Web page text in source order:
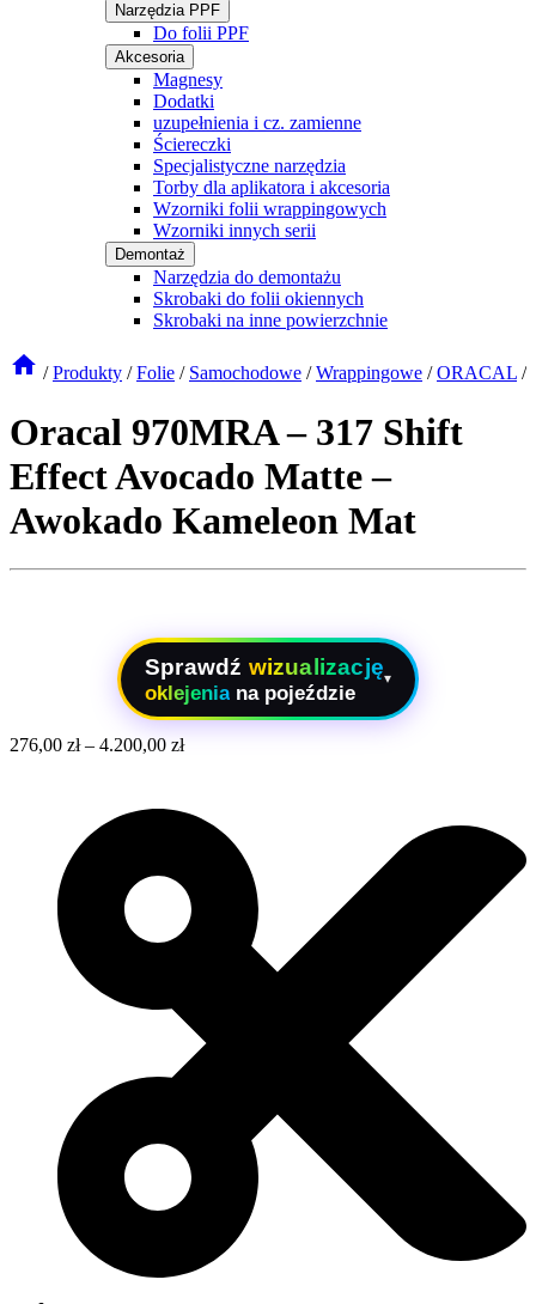
Narzędzia PPF
Do folii PPF
Akcesoria
Magnesy
Dodatki
uzupełnienia i cz. zamienne
Ściereczki
Specjalistyczne narzędzia
Torby dla aplikatora i akcesoria
Wzorniki folii wrappingowych
Wzorniki innych serii
Demontaż
Narzędzia do demontażu
Skrobaki do folii okiennych
Skrobaki na inne powierzchnie
/ Produkty / Folie / Samochodowe / Wrappingowe / ORACAL /
Oracal 970MRA – 317 Shift
Effect Avocado Matte –
Awokado Kameleon Mat
Sprawdź wizualizację
oklejenia na pojeździe
▾
276,00 zł– 4.200,00 zł